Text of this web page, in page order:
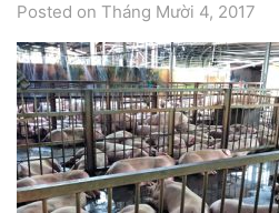
Posted on Tháng Mười 4, 2017